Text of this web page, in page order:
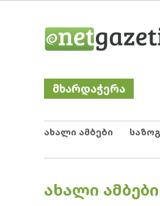
მხარდაჭერა
ახალი ამბები
POSTED
ᲐᲮᲐᲚᲘ ᲐᲛᲑᲔᲑᲘ